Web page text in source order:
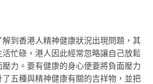
到香港人精神健康狀況出現問題，其
忙碌，港人因此經常忽略讓自己放鬆
力。要有健康的身心便要將負面壓力
五種與精神健康有關的吉祥物，並把